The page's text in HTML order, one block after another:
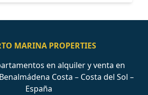
MARINA PROPERTIES
en alquiler y venta en
Costa – Costa del Sol –
España